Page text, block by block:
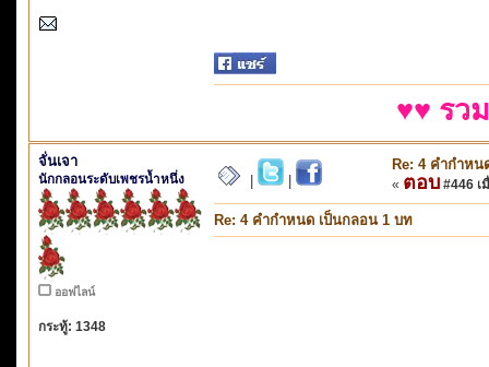
♥♥ รว
จั่นเจา
นักกลอนระดับเพชรน้ำหนึ่ง
ออฟไลน์
กระทู้: 1348
Re: 4 คำกำห
« ตอบ #446 เ
Re: 4 คำกำหนด เป็นกลอน 1 บท